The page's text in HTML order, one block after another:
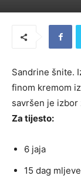
Sandrine šnite.
finom kremom
savršen je izbor
Za tijesto:
6 jaja
15 dag